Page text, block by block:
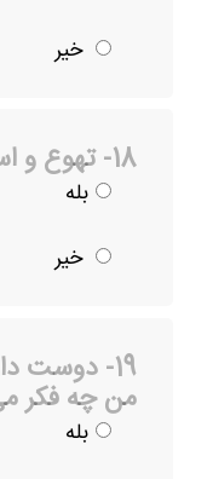
خیر
18- تهوع و استفراغ آزارم می دهد.
بله
خیر
19- دوست
من چه فکر
بله